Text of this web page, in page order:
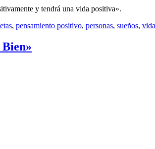
y tendrá una vida positiva».
, pensamiento positivo, personas, sueños, vida
Bien»